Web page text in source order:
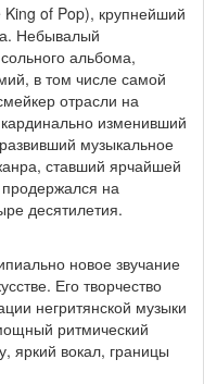
of Pop), крупнейший
Небывалый
альбома,
в том числе самой
отрасли на
изменивший
музыкальное
ставший ярчайшей
на
десятилетия.
новое звучание
Его творчество
негритянской музыки
ритмический
яркий вокал, границы